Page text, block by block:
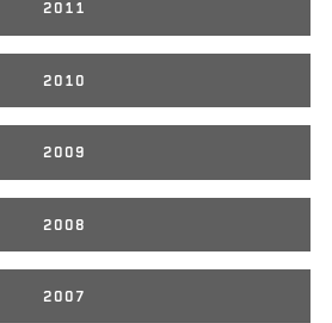
2011
2010
2009
2008
2007